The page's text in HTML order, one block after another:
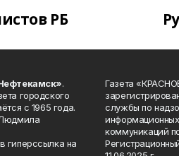
РБ
.
городского
с 1965 года.
гиперссылка на
Газета
службы по
коммуникаций